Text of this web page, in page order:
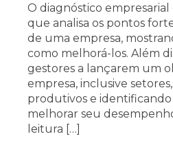
O diagnóstico
que analisa os pontos
de uma empresa,
como melhorá-los. Além
gestores a lançarem um
empresa, inclusive
produtivos e identificando
melhorar seu
leitura […]